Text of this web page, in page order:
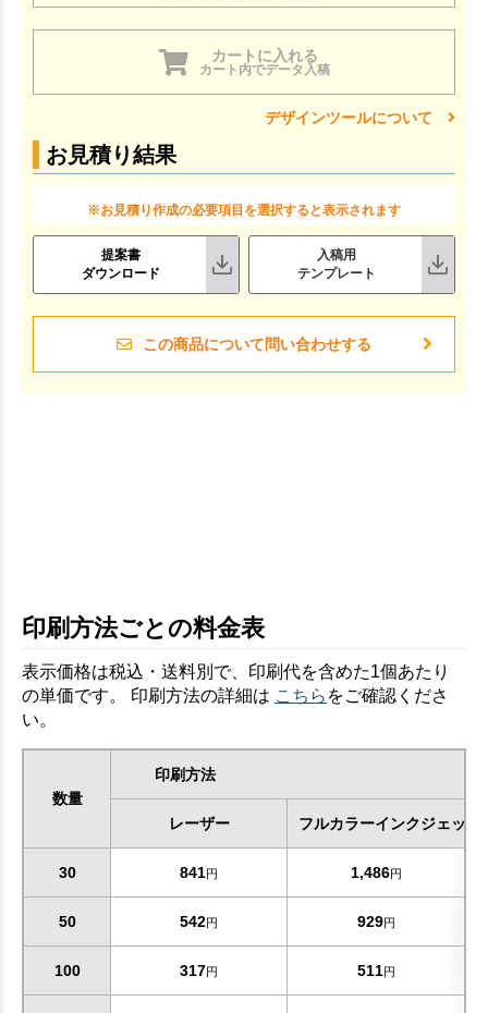
カートに入れる
カート内でデータ入稿
デザインツールについて
お見積り結果
※お見積り作成の必要項目を選択すると表示されます
提案書
ダウンロード
入稿用
テンプレート
この商品について問い合わせする
印刷方法ごとの料金表
表示価格は税込・送料別で、印刷代を含めた1個あたり
の単価です。 印刷方法の詳細は こちら をご確認くださ
い。
数量
印刷方法
レーザー フルカラーインクジェット
30 841円 1,486円
50 542円 929円
100 317円 511円